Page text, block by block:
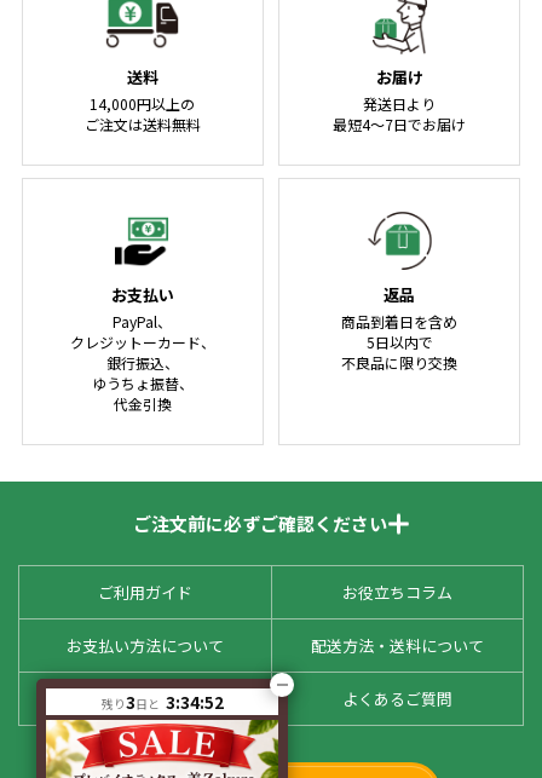
送料
14,000円以上の
ご注文は送料無料
お届け
発送日より
最短4～7日でお届け
お支払い
PayPal、
クレジットーカード、
銀行振込、
ゆうちょ振替、
代金引換
返品
商品到着日を含め
5日以内で
不良品に限り交換
ご注文前に必ずご確認ください
ご利用ガイド お役立ちコラム
お支払い方法について 配送方法・送料について
お客様の声 よくあるご質問
残り3日と 3:34:52